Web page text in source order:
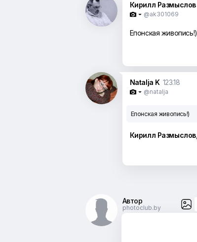
Кирилл Размыслов
 @ak301069
Епонская живопись!)
Natalja K 123.18
 @natalja
Епонская живопись!)
Кирилл Размыслов
Автор
photoclub.by